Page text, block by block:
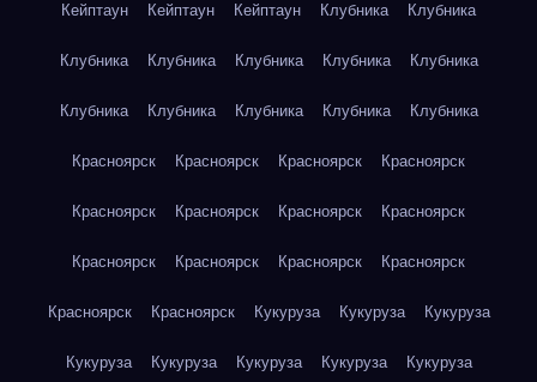
Кейптаун Кейптаун Кейптаун Клубника Клубника
Клубника Клубника Клубника Клубника Клубника
Клубника Клубника Клубника Клубника Клубника
Красноярск Красноярск Красноярск Красноярск
Красноярск Красноярск Красноярск Красноярск
Красноярск Красноярск Красноярск Красноярск
Красноярск Красноярск Кукуруза Кукуруза Кукуруза
Кукуруза Кукуруза Кукуруза Кукуруза Кукуруза